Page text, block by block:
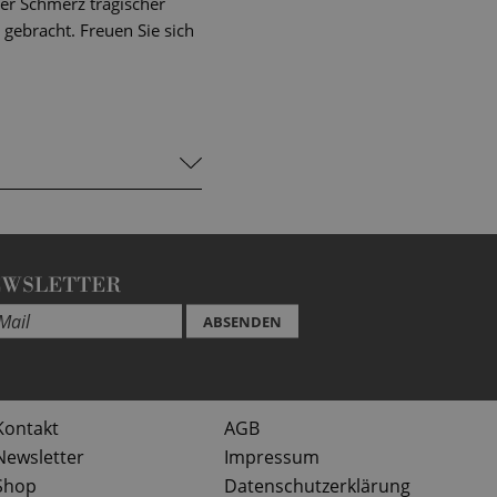
Freuen Sie sich
ABSENDEN
AGB
Impressum
Datenschutzerklärung